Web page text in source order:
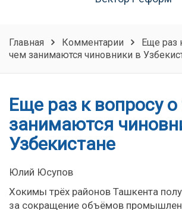
Главная Комментарии
Еще раз
чем занимаются чиновники в
Еще раз к вопросу
занимаются
Узбекистане
Юлий Юсупов
Хокимы трёх районов Ташкента
за сокращение объёмов